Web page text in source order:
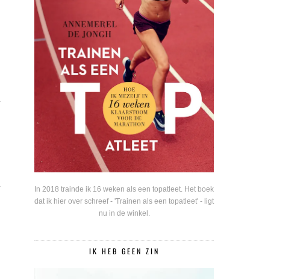
In 2018 trainde ik 16 weken als een topatleet. Het boek
dat ik hier over schreef - 'Trainen als een topatleet' - ligt
nu in de winkel.
IK HEB GEEN ZIN